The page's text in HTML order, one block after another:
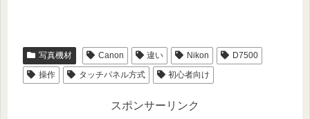
写真機材 Canon 違い Nikon
D7500
操作
タッチパネル方式 初心者向け
スポンサーリンク